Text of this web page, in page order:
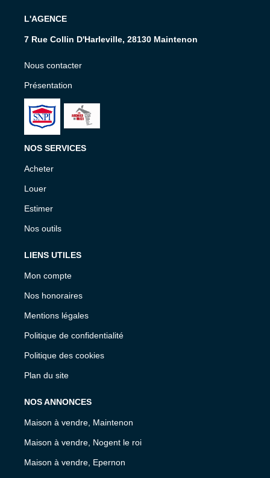
L'AGENCE
7 Rue Collin D'Harleville, 28130 Maintenon
Nous contacter
Présentation
NOS SERVICES
Acheter
Louer
Estimer
Nos outils
LIENS UTILES
Mon compte
Nos honoraires
Mentions légales
Politique de confidentialité
Politique des cookies
Plan du site
NOS ANNONCES
Maison à vendre, Maintenon
Maison à vendre, Nogent le roi
Maison à vendre, Epernon